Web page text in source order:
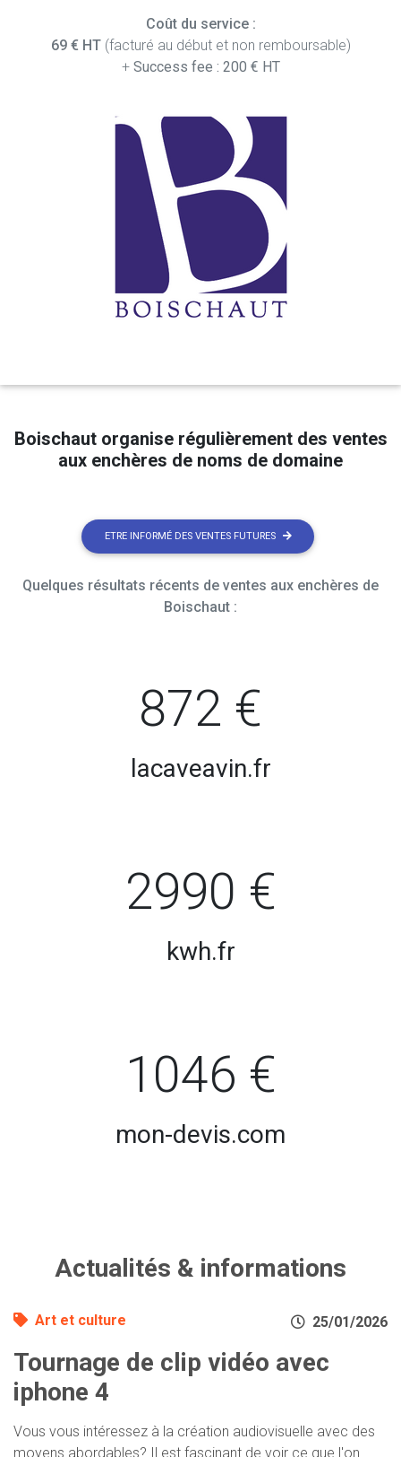
Coût du service :
69 € HT(facturé au début et non remboursable)
+ Success fee : 200 € HT
Boischaut organise régulièrement des ventes
aux enchères de noms de domaine
ETRE INFORMÉ DES VENTES FUTURES
Quelques résultats récents de ventes aux enchères de
Boischaut :
872 €
lacaveavin.fr
2990 €
kwh.fr
1046 €
mon-devis.com
Actualités & informations
Art et culture 25/01/2026
Tournage de clip vidéo avec
iphone 4
Vous vous intéressez à la création audiovisuelle avec des
moyens abordables? Il est fascinant de voir ce que l'on